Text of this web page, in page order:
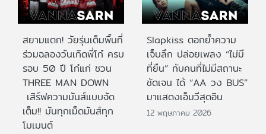
สยามแตก! วัยรุ่นเต็มพื้นที่
ร่วมฉลองวันเกิดพี่โก๋ ครบ
รอบ 50 ปี โก๋แก่ ชวน
THREE MAN DOWN
เสิร์ฟความมันส์แบบจัด
เต็ม!! มันทุกเม็ดมันส์ทุก
โมเมนต์
Slapkiss ตอกย้ำความ
เจ็บลึก ปล่อยเพลง “ไม่มี
ที่ยืน” กับคนที่ไม่มีสถานะ
ชัดเจน ได้ “AA วง BUS”
มาแสดงเอ็มวีสุดอิน
12 พฤษภาคม 2026